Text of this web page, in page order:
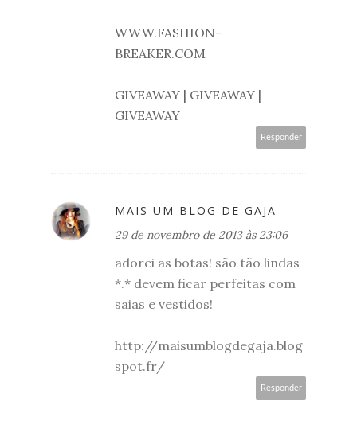
WWW.FASHION-
BREAKER.COM
GIVEAWAY | GIVEAWAY |
GIVEAWAY
Responder
MAIS UM BLOG DE GAJA
29 de novembro de 2013 às 23:06
adorei as botas! são tão lindas
*.* devem ficar perfeitas com
saias e vestidos!
http://maisumblogdegaja.blog
spot.fr/
Responder